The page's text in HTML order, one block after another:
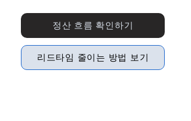
정산 흐름 확인하기
리드타임 줄이는 방법 보기